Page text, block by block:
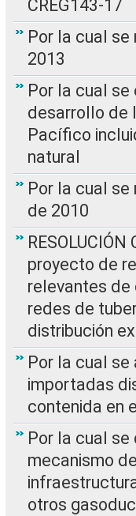
CREG143-17
Por la cual se
2013
Por la cual
desarrollo de
Pacífico
natural
Por la cual se
de 2010
proyecto de
relevantes de
redes de
distribución
Por la cual
importadas
contenida en
Por la cual se
mecanismo
otros